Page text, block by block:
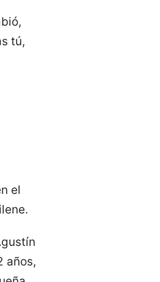
tú,
el
años,